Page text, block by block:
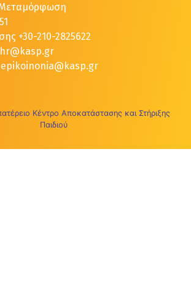
+30-210-2825622
hr@kasp.gr
epikoinonia@kasp.gr
Κέντρο Αποκατάστασης και Στήριξης
Παιδιού